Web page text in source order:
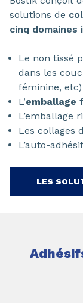
solutions de
cinq domaines
Le non tissé
dans les
féminine, etc)
L’emballage
L’emballage
Les collages
L’auto-
LES